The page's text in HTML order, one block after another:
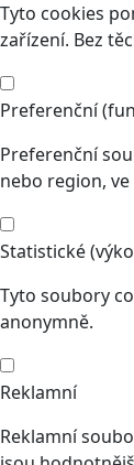
Tyto cookies
zařízení. Bez
Preferenční
Preferenční
nebo region,
Statistické
Tyto soubory
anonymně.
Reklamní
Reklamní